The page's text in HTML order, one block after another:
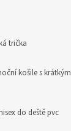
trička
košile s krátkým
do deště pvc